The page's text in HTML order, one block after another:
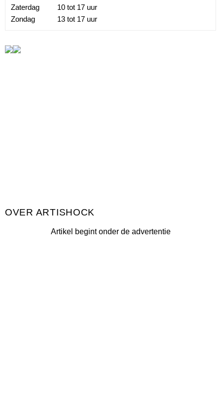
Zaterdag
10 tot 17 uur
Zondag
13 tot 17 uur
ARTISHOCK
Artikel begint onder de advertentie